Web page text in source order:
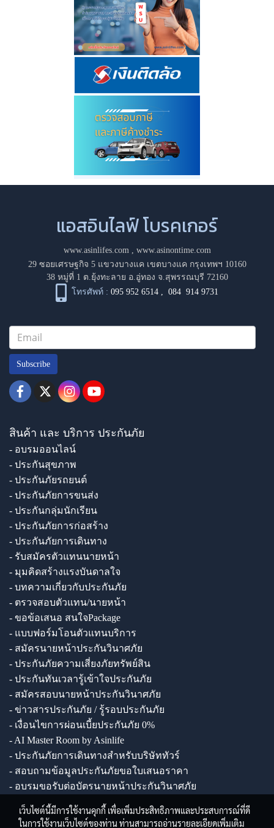
แอสอินไลฟ์ โบรคเกอร์
www.asinlifes.com, www.asinontime.com
29 ซอยเศรษฐกิจ 5 แขวงบางแค เขตบางแค กรุงเทพฯ 10160
38 หมู่ที่ 1 ต.ยุ้งทะลาย อ.อู่ทอง จ.สุพรรณบุรี 72160
โทรศัพท์ : 095 952 6514 ,084 914 9731
Subscribe
สินค้า และ บริการ ประกันภัย
- อบรมออนไลน์
- ประกันสุขภาพ
- ประกันภัยรถยนต์
- ประกันภัยการขนส่ง
- ประกันกลุ่มนักเรียน
- ประกันภัยการก่อสร้าง
- ประกันภัยการเดินทาง
- รับสมัครตัวแทนนายหน้า
- มุมคิดสร้างแรงบันดาลใจ
- บทความเกี่ยวกับประกันภัย
- ตรวจสอบตัวแทน/นายหน้า
- ขอข้อเสนอ สนใจPackage
- แบบฟอร์มโอนตัวแทนบริการ
- สมัครนายหน้าประกันวินาศภัย
- ประกันภัยความเสี่ยงภัยทรัพย์สิน
- ประกันทันเวลารู้เข้าใจประกันภัย
- สมัครสอบนายหน้าประกันวินาศภัย
- ข่าวสารประกันภัย / รู้รอบประกันภัย
- เงื่อนไขการผ่อนเบี้ยประกันภัย 0%
- AI Master Room by Asinlife
- ประกันภัยการเดินทางสำหรับบริษัททัวร์
- สอบถามข้อมูลประกันภัยขอใบเสนอราคา
- อบรมขอรับต่อบัตรนายหน้าประกันวินาศภัย
เว็บไซต์นี้มีการใช้งานคุกกี้ เพื่อเพิ่มประสิทธิภาพและประสบการณ์ที่ดี
ในการใช้งานเว็บไซต์ของท่าน ท่านสามารถอ่านรายละเอียดเพิ่มเติม